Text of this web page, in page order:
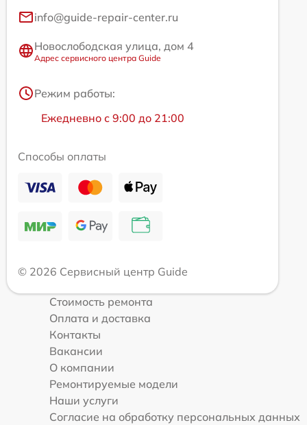
info@guide-repair-center.ru
Новослободская улица, дом 4
Адрес сервисного центра Guide
Режим работы:
Ежедневно с 9:00 до 21:00
Способы оплаты
© 2026 Сервисный центр Guide
Стоимость ремонта
Оплата и доставка
Контакты
Вакансии
О компании
Ремонтируемые модели
Наши услуги
Согласие на обработку персональных данных